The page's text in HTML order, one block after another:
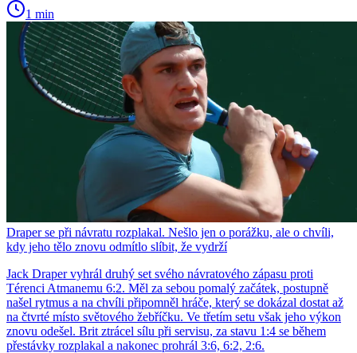
1 min
Draper se při návratu rozplakal. Nešlo jen o porážku, ale o chvíli,
kdy jeho tělo znovu odmítlo slíbit, že vydrží
Jack Draper vyhrál druhý set svého návratového zápasu proti
Térenci Atmanemu 6:2. Měl za sebou pomalý začátek, postupně
našel rytmus a na chvíli připomněl hráče, který se dokázal dostat až
na čtvrté místo světového žebříčku. Ve třetím setu však jeho výkon
znovu odešel. Brit ztrácel sílu při servisu, za stavu 1:4 se během
přestávky rozplakal a nakonec prohrál 3:6, 6:2, 2:6.